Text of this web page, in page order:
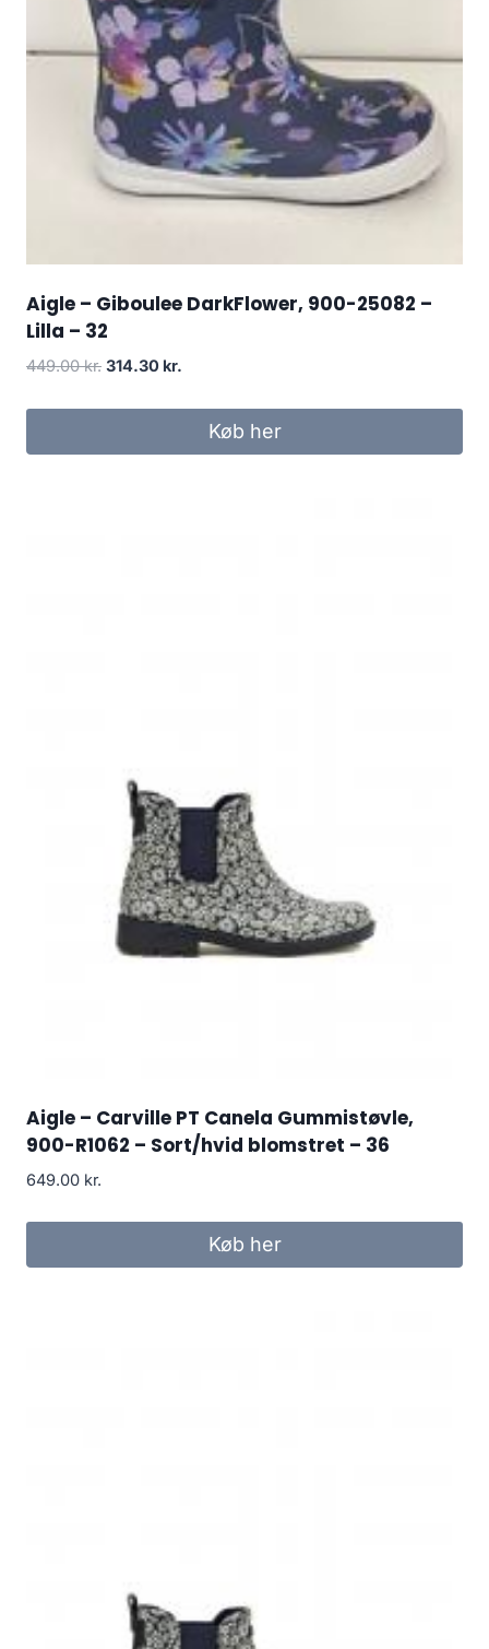
Aigle – Giboulee DarkFlower, 900-25082 –
Lilla – 32
449.00kr. Den
314.30 kr.
Køb her
Aigle – Carville PT Canela Gummistøvle,
900-R1062 – Sort/hvid blomstret – 36
649.00 kr.
Køb her